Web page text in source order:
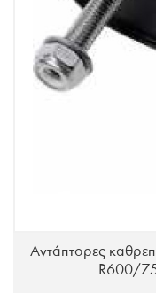
Αντάπτορες
R600/